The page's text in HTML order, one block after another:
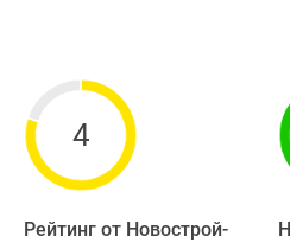
4
Рейтинг от Новострой-